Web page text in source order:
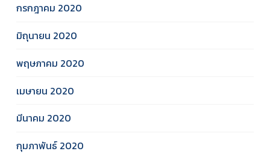
กรกฎาคม 2020
มิถุนายน 2020
พฤษภาคม 2020
เมษายน 2020
มีนาคม 2020
กุมภาพันธ์ 2020